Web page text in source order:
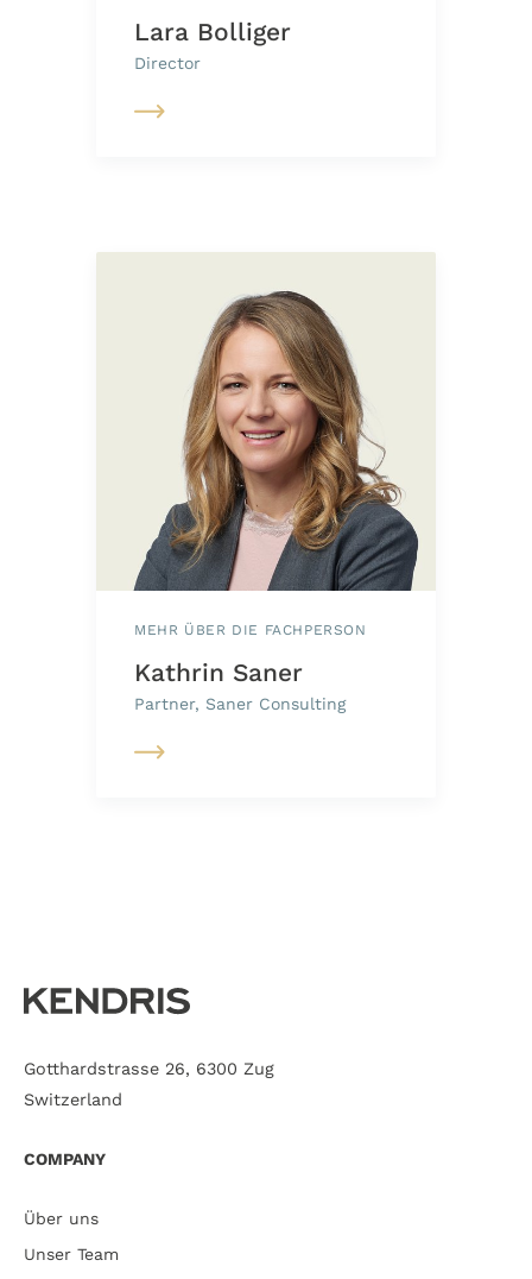
Lara Bolliger
Director
MEHR ÜBER DIE FACHPERSON
Kathrin Saner
Partner, Saner Consulting
Gotthardstrasse 26, 6300 Zug
Switzerland
COMPANY
Über uns
Unser Team